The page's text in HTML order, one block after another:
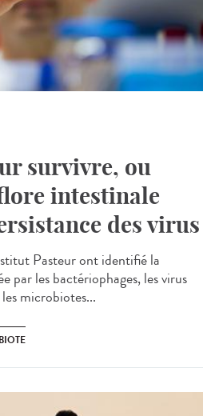
survivre, ou
intestinale
des virus
Pasteur ont identifié la
par les bactériophages, les virus
microbiotes...